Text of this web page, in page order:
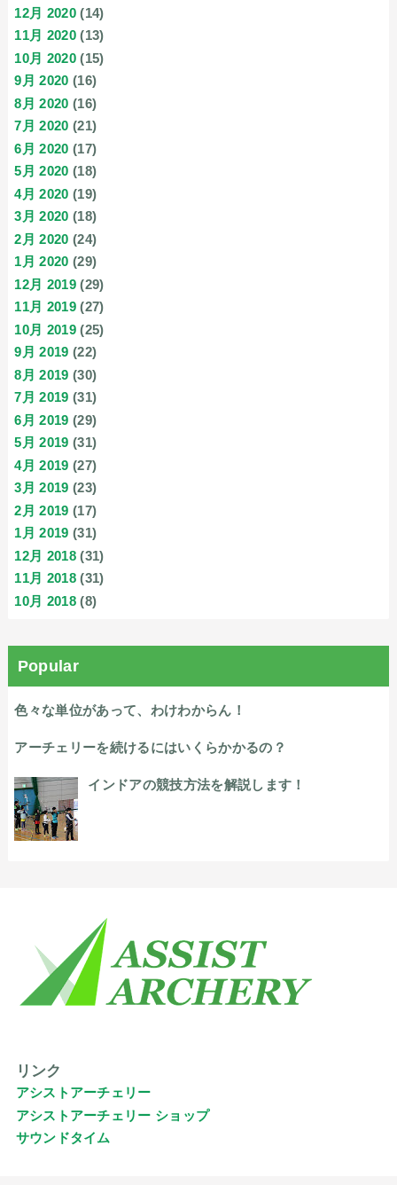
12月 2020 (14)
11月 2020 (13)
10月 2020 (15)
9月 2020 (16)
8月 2020 (16)
7月 2020 (21)
6月 2020 (17)
5月 2020 (18)
4月 2020 (19)
3月 2020 (18)
2月 2020 (24)
1月 2020 (29)
12月 2019 (29)
11月 2019 (27)
10月 2019 (25)
9月 2019 (22)
8月 2019 (30)
7月 2019 (31)
6月 2019 (29)
5月 2019 (31)
4月 2019 (27)
3月 2019 (23)
2月 2019 (17)
1月 2019 (31)
12月 2018 (31)
11月 2018 (31)
10月 2018 (8)
Popular
色々な単位があって、わけわからん！
アーチェリーを続けるにはいくらかかるの？
インドアの競技方法を解説します！
リンク
アシストアーチェリー
アシストアーチェリー ショップ
サウンドタイム